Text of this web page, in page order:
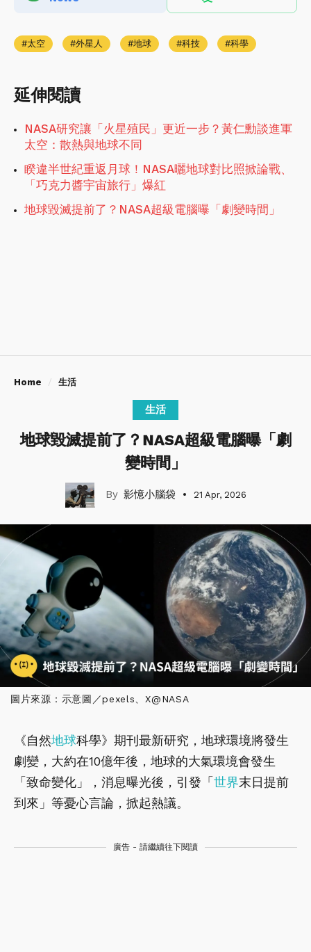
太空 外星人 地球 科技 科學
延伸閱讀
NASA研究讓「火星殖民」更近一步？黃仁勳談進軍
太空：散熱與地球不同
睽違半世紀重返月球！NASA曬地球對比照掀論戰、
「巧克力醬宇宙旅行」爆紅
地球毀滅提前了？NASA超級電腦曝「劇變時間」
Home 生活
生活
地球毀滅提前了？NASA超級電腦曝「劇
變時間」
影憶小腦袋 21 Apr, 2026
圖片來源：示意圖／pexels、X@NASA
《自然地球科學》期刊最新研究，地球環境將發生
劇變，大約在10億年後，地球的大氣環境會發生
「致命變化」，消息曝光後，引發「 世界末日提前
到來」等憂心言論，掀起熱議。
廣告 - 請繼續往下閱讀